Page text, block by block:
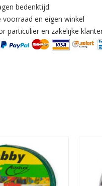
bedenktijd
en eigen winkel
particulier en zakelijke